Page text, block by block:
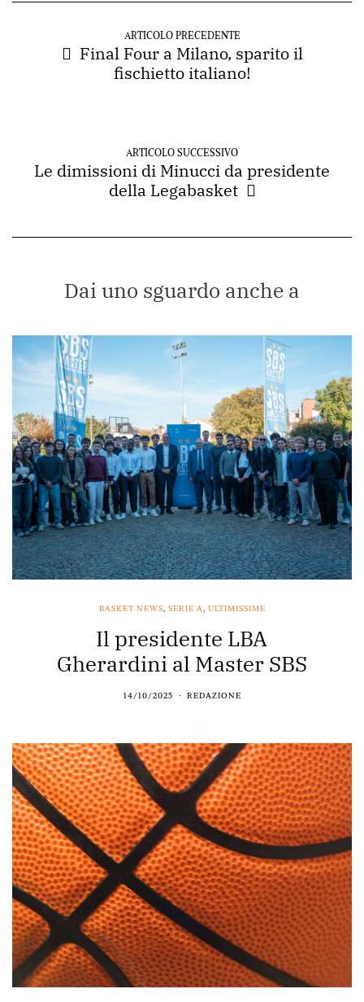
ARTICOLO PRECEDENTE
Final Four a Milano, sparito il
fischietto italiano!
ARTICOLO SUCCESSIVO
Le dimissioni di Minucci da presidente
della Legabasket
Dai uno sguardo anche a
BASKET NEWS, SERIE A, ULTIMISSIME
Il presidente LBA
Gherardini al Master SBS
14/10/2025 REDAZIONE